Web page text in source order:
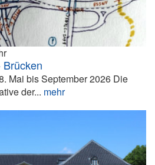
Mai bis September 2026 Die
der... mehr